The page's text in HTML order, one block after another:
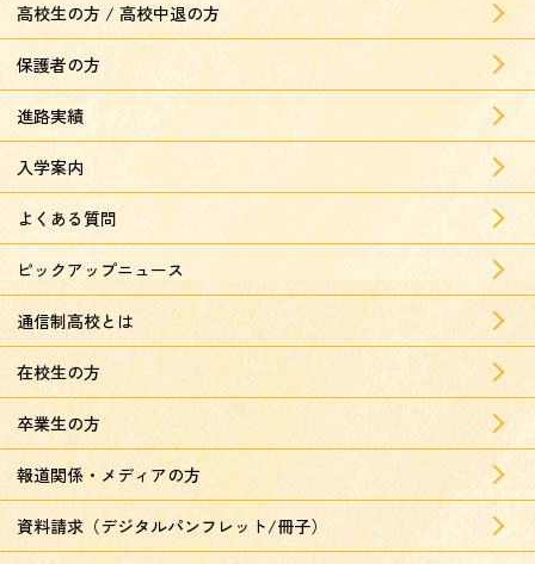
高校生の方 / 高校中退の方
保護者の方
進路実績
入学案内
よくある質問
ピックアップニュース
通信制高校とは
在校生の方
卒業生の方
報道関係・メディアの方
資料請求（デジタルパンフレット/冊子）